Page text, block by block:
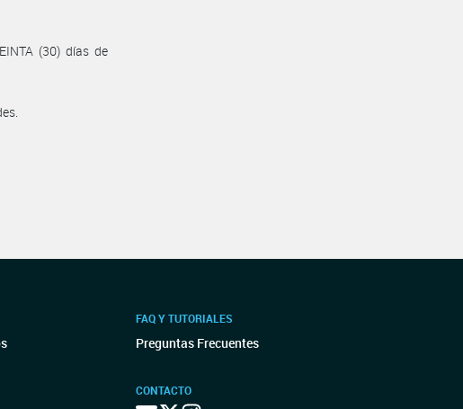
(30) días de
FAQ Y TUTORIALES
Preguntas Frecuentes
CONTACTO